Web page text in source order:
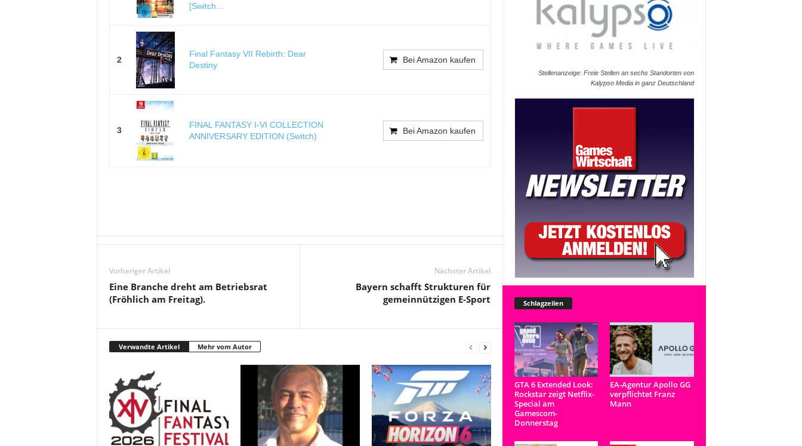
[Switch...
2
Final Fantasy VII Rebirth: Dear
Destiny
Bei Amazon kaufen
3
FINAL FANTASY I-VI COLLECTION
ANNIVERSARY EDITION (Switch)
Bei Amazon kaufen
Vorheriger Artikel
Eine Branche dreht am Betriebsrat
(Fröhlich am Freitag).
Nächster Artikel
Bayern schafft Strukturen für
gemeinnützigen E-Sport
Verwandte Artikel Mehr vom Autor
Stellenanzeige: Freie Stellen an sechs Standorten von
Kalypso Media in ganz Deutschland
Schlagzeilen
GTA 6 Extended Look:
Rockstar zeigt Netflix-
Special am
Gamescom-
Donnerstag
EA-Agentur Apollo GG
verpflichtet Franz
Mann